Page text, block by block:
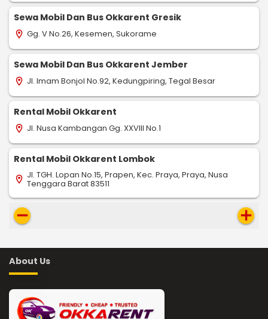
Sewa Mobil Dan Bus Okkarent Gresik
location_on Gg. V No.26, Kesemen, Sukorame
Sewa Mobil Dan Bus Okkarent Jember
location_on Jl. Imam Bonjol No.92, Kedungpiring, Tegal Besar
Rental Mobil Okkarent
location_on Jl. Nusa Kambangan Gg. XXVIII No.1
Rental Mobil Okkarent Lombok
location_on Jl. TGH. Lopan No.15, Prapen, Kec. Praya, Praya, Nusa
Tenggara Barat 83511
remove add
About Us